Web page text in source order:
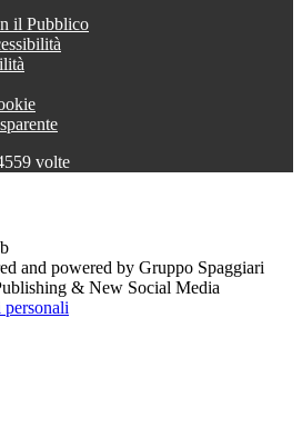
il Pubblico
volte
and powered by Gruppo Spaggiari
& New Social Media
personali